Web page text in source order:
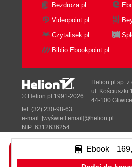
Python
Java
Monitoring and
Azure Functions
Configuring
Accessing
Accessing
PowerShell
Accessing logs
Kudu (Advanced
Advanced Functions
Optimizations
Durable Functions
Ebook
Bezdroza.pl
Videopoint.pl
Czytalisek.pl
Biblio.Ebookpoint.pl
Tonik.pl
© Helion.pl 1991-2026
Helion.pl sp. z
ul. Kościuszki
44-100 Gliwice
tel. (32) 230-98-63
e-mail: [wyświetl email]@helion.pl
NIP: 6312636254